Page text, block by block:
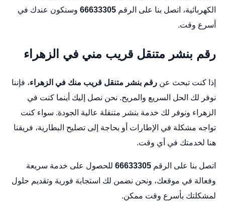
الكهربائية، اتصل بنا على الرقم 66633305وسنكون عندك في
أسرع وقت.
رقم بنشر متنقل قريب مني في الزهراء
إذا كنت تبحث عن رقم بنشر متنقل قريب منك في الزهراء، فإننا
نوفر لك الحل السريع والمريح. نحن نصل إليك أينما كنت في
الزهراء ونوفر لك خدمة بنشر متنقلة عالية الجودة. سواء كنت
تواجه مشكلة في الإطارات أو بحاجة إلى تصليح البطارية، فريقنا
هنا لخدمتك في أي وقت.
اتصل بنا على الرقم 66633305للحصول على خدمة سريعة
وفعالة في موقعك، ونحن نضمن لك استجابة فورية وتقديم حلول
لمشكلتك بأسرع وقت ممكن.